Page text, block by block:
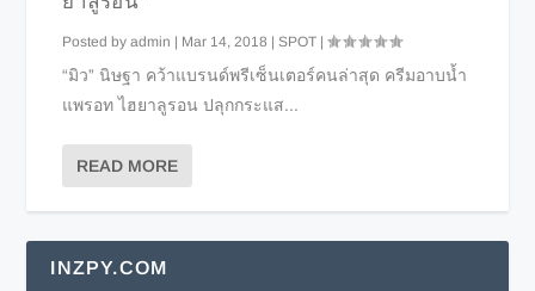
Posted byadmin | Mar 14, 2018 |SPOT |
“มิว” นิษฐา คว้าแบรนด์พรีเซ็นเตอร์คนล่าสุด ครีมอาบน้ำ
แพรอท ไฮยาลูรอน ปลุกกระแส...
READ MORE
INZPY.COM